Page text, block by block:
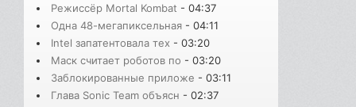
Режиссёр Mortal Kombat - 04:37
Одна 48-мегапиксельная - 04:11
Intel запатентовала тех - 03:20
Маск считает роботов по - 03:20
Заблокированные приложе - 03:11
Глава Sonic Team объясн - 02:37